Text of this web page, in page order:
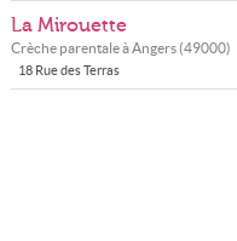
La Mirouette
Crèche parentale àAngers(49000)
18 Rue des Terras